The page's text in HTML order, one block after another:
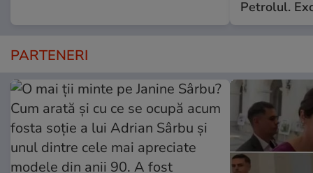
Petrolul.
PARTENERI